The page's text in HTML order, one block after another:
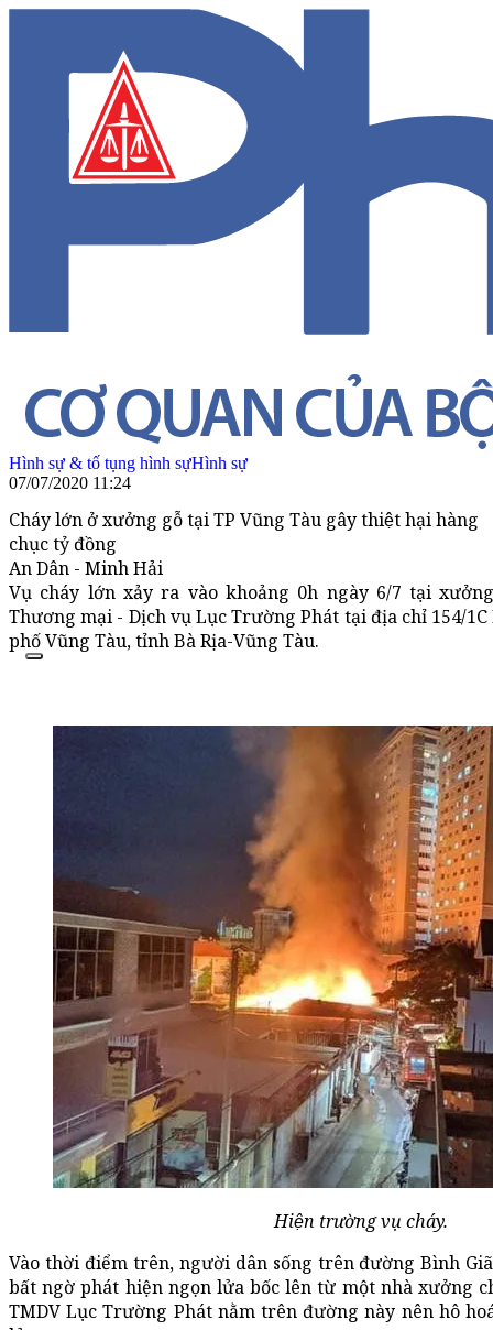
Hình sự & tố tụng hình sựHình sự
07/07/2020 11:24
Cháy lớn ở xưởng gỗ tại TP Vũng Tàu gây thiệt hại hàng
chục tỷ đồng
An Dân - Minh Hải
Vụ cháy lớn xảy ra vào khoảng 0h ngày 6/7 tại
Thương mại - Dịch vụ Lục Trường Phát tại địa chỉ 154/
phố Vũng Tàu, tỉnh Bà Rịa-Vũng Tàu.
Hiện trường vụ cháy.
Vào thời điểm trên, người dân sống trên đường Bình
bất ngờ phát hiện ngọn lửa bốc lên từ một nhà xưởng
TMDV Lục Trường Phát nằm trên đường này nên hô